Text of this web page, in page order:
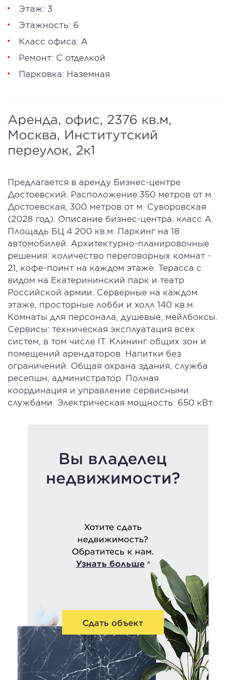
Этаж: 3
Этажность: 6
Класс офиса: А
Ремонт: С отделкой
Парковка: Наземная
Аренда, офис, 2376 кв.м,
Москва, Институтский
переулок, 2к1
Предлагается в аренду Бизнес-центре
Достоевский. Расположение:350 метров от м.
Достоевская, 300 метров от м. Суворовская
(2028 год). Описание бизнес-центра: класс А.
Площадь БЦ 4 200 кв.м. Паркинг на 18
автомобилей. Архитектурно-планировочные
решения: количество переговорных комнат -
21, кофе-поинт на каждом этаже. Терасса с
видом на Екатерининский парк и театр
Российской армии. Серверные на каждом
этаже, просторные лобби и холл 140 кв.м.
Комнаты для персонала, душевые, мейлбоксы.
Сервисы: техническая эксплуатация всех
систем, в том числе IT. Клининг общих зон и
помещений арендаторов. Напитки без
ограничений. Общая охрана здания, служба
ресепшн, администратор. Полная
координация и управление сервисными
службами. Электрическая мощность: 650 кВт.
Вы владелец
недвижимости?
Хотите сдать
недвижимость?
Обратитесь к нам.
Узнать больше
Сдать объект